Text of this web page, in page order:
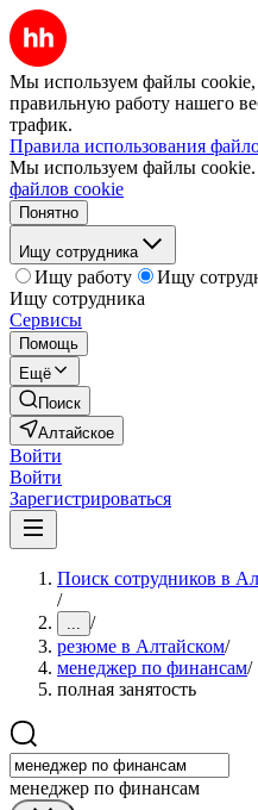
Мы используем файлы cookie,
правильную работу нашего
трафик.
Правила использования
Мы используем файлы cookie.
файлов cookie
Понятно
Ищу сотрудника
Ищу работу
Ищу
Ищу сотрудника
Сервисы
Помощь
Ещё
Поиск
Алтайское
Войти
Войти
Зарегистрироваться
Поиск сотрудников в
/
... /
резюме в Алтайском/
менеджер по финансам/
полная занятость
менеджер по финансам